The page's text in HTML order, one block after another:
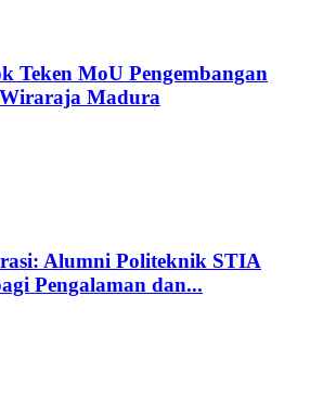
Teken MoU Pengembangan
Madura
Alumni Politeknik STIA
Pengalaman dan...